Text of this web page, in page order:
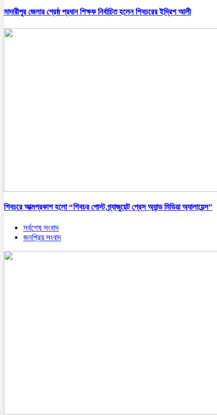
মাদারীপুর জেলার শ্রেষ্ঠ প্রধান শিক্ষক নির্বাচিত হলেন শিবচরের ইদ্রিশ আলী
শিবচরে আত্মপ্রকাশ হলো “শিবচর পোস্ট গ্র্যাজুয়েট প্রেস অ্যান্ড মিডিয়া অ্যালায়েন্স”
সর্বশেষ সংবাদ
জনপ্রিয় সংবাদ